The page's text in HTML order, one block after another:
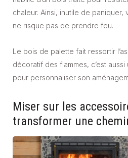
chaleur. Ainsi, inutile de
ne risque pas de prendre feu.
Le bois de palette fait ressortir
décoratif des flammes, c’est
pour personnaliser son
Miser sur les
transformer une